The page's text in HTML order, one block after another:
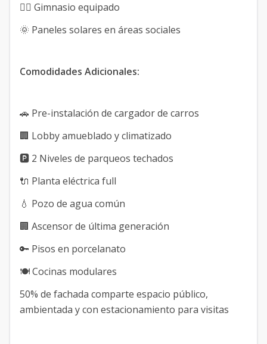
🏋️‍♀️ Gimnasio equipado
🌞 Paneles solares en áreas sociales
Comodidades Adicionales:
🚗 Pre-instalación de cargador de carros
🏢 Lobby amueblado y climatizado
🅿️ 2 Niveles de parqueos techados
🔌 Planta eléctrica full
💧 Pozo de agua común
🏢 Ascensor de última generación
🔑 Pisos en porcelanato
🍽️ Cocinas modulares
50% de fachada comparte espacio público,
ambientada y con estacionamiento para visitas